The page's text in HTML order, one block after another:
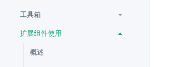
工具箱
扩展组件使用
概述